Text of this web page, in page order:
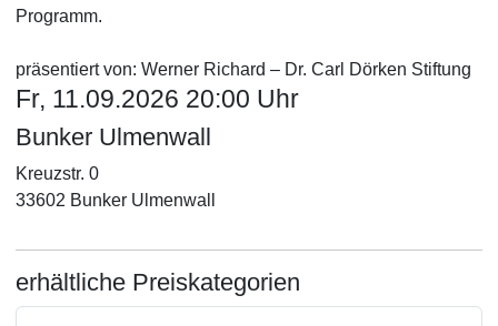
Programm.
präsentiert von: Werner Richard – Dr. Carl Dörken Stiftung
Fr, 11.09.2026 20:00 Uhr
Bunker Ulmenwall
Kreuzstr. 0
33602 Bunker Ulmenwall
erhältliche Preiskategorien